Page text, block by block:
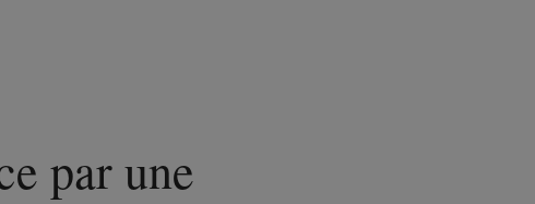
par une